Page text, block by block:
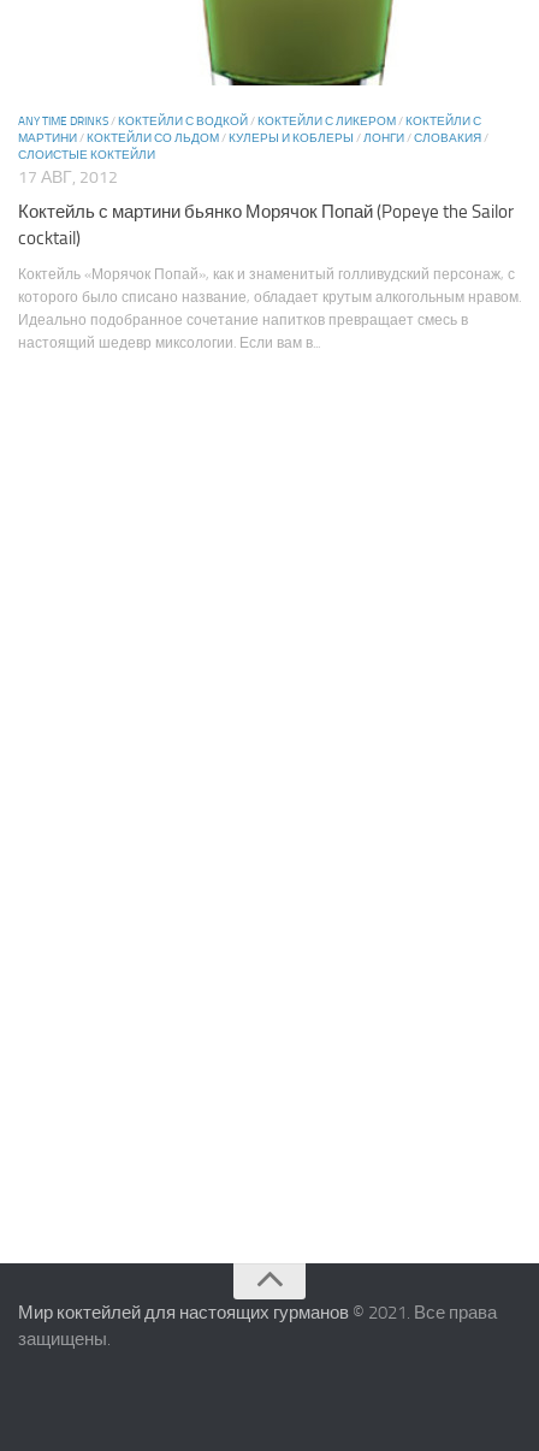
ANY TIME DRINKS/ КОКТЕЙЛИ С ВОДКОЙ / КОКТЕЙЛИ С ЛИКЕРОМ / КОКТЕЙЛИ С
МАРТИНИ / КОКТЕЙЛИ СО ЛЬДОМ / КУЛЕРЫ И КОБЛЕРЫ /ЛОНГИ /СЛОВАКИЯ /
СЛОИСТЫЕ КОКТЕЙЛИ
17 АВГ, 2012
Коктейль с мартини бьянко Морячок Попай (Popeye the Sailor
cocktail)
Коктейль «Морячок Попай», как и знаменитый голливудский персонаж, с
которого было списано название, обладает крутым алкогольным нравом.
Идеально подобранное сочетание напитков превращает смесь в
настоящий шедевр миксологии. Если вам в...
Мир коктейлей для настоящих гурманов © 2021. Все права
защищены.